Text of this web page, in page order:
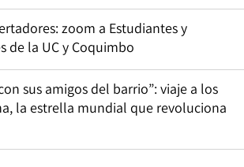
zoom a Estudiantes y
de la UC y Coquimbo
sus amigos del barrio”: viaje a los
la estrella mundial que revoluciona